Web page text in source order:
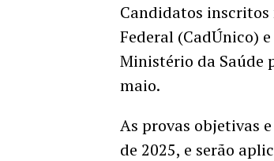
Candidatos inscritos
Federal (CadÚnico)
Ministério da Saúde
maio.
As provas objetivas
de 2025, e serão